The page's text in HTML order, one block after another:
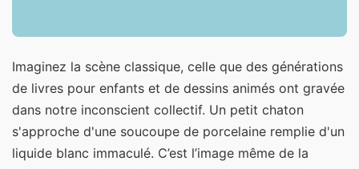
Imaginez la scène classique, celle que des générations
de livres pour enfants et de dessins animés ont gravée
dans notre inconscient collectif. Un petit chaton
s'approche d'une soucoupe de porcelaine remplie d'un
liquide blanc immaculé. C’est l’image même de la